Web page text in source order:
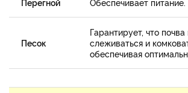
Перегной Обеспечивает питание.
Песок
Гарантирует, что
слеживаться и
обеспечивая